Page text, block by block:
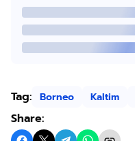
Tag: Borneo Kaltim
Share: